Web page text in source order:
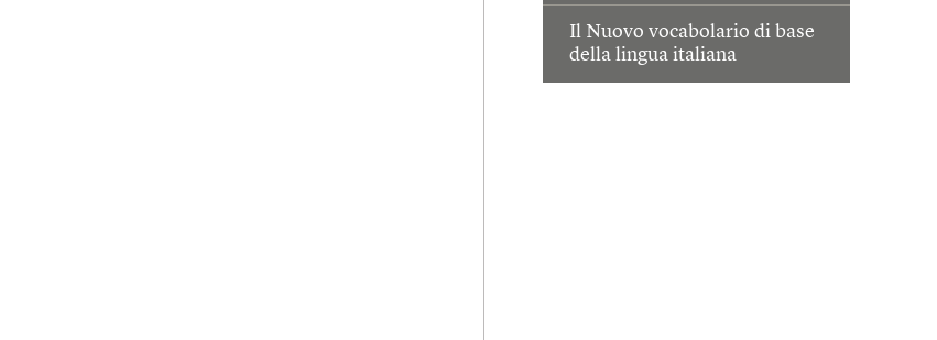
Il Nuovo vocabolario di base
della lingua italiana